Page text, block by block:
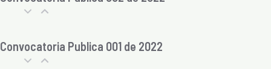
Convocatoria Publica 001 de 2022